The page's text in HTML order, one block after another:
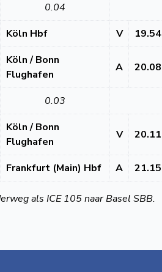
0.04
Köln Hbf
V
19.54
Köln / Bonn
Flughafen
A 20.08
0.03
Köln / Bonn
Flughafen
V 20.11
Frankfurt (Main) Hbf A 21.15
als ICE 105 naar Basel SBB.